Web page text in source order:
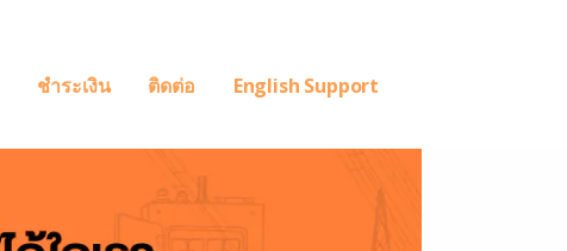
ชำระเงิน ติดต่อ English Support